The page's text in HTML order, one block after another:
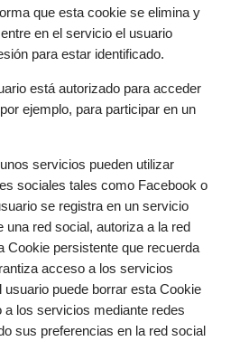
que esta cookie se elimina y
en el servicio el usuario
para estar identificado.
está autorizado para acceder
ejemplo, para participar en un
servicios pueden utilizar
sociales tales como Facebook o
se registra en un servicio
una red social, autoriza a la red
Cookie persistente que recuerda
acceso a los servicios
usuario puede borrar esta Cookie
los servicios mediante redes
sus preferencias en la red social